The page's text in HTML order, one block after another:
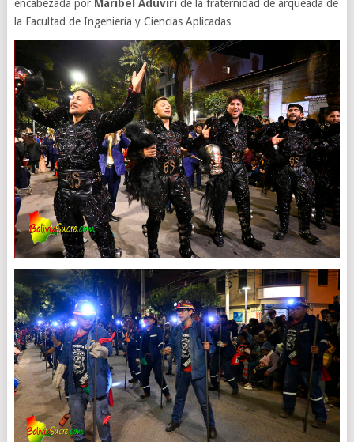
encabezada por Maribel Aduviri de la fraternidad de arqueada de
la Facultad de Ingeniería y Ciencias Aplicadas